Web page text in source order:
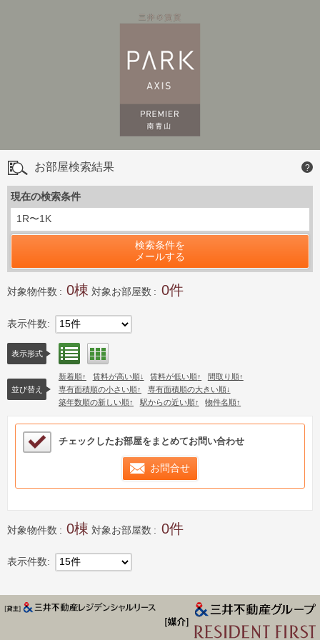
お部屋検索結果 ?
現在の検索条件
1R〜1K
検索条件を
メールする
対象物件数 0 対象お部屋数 0
表示件数 15件
表示形式 リスト表示
並び替え
新着順 賃料が高い順 賃料が低い順
間取り順
専有面積順の小さい順
専有面積順の大きい順
築年数順の新しい順
駅からの近い順 物件名順
検討中リストサンプル
チェックしたお部屋をまとめてお問い合わせ
お問合せ
対象物件数 0 対象お部屋数 0
表示件数 15件